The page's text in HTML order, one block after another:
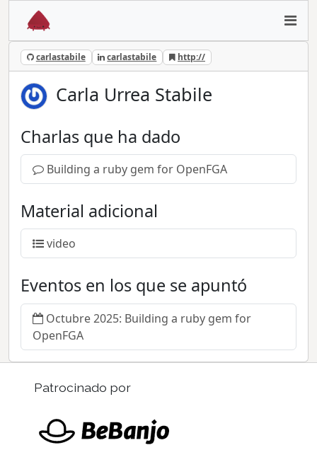
carlastabile carlastabile http://
Carla Urrea Stabile
Charlas que ha dado
Building a ruby gem for OpenFGA
Material adicional
video
Eventos en los que se apuntó
Octubre 2025: Building a ruby gem for
OpenFGA
Patrocinado por